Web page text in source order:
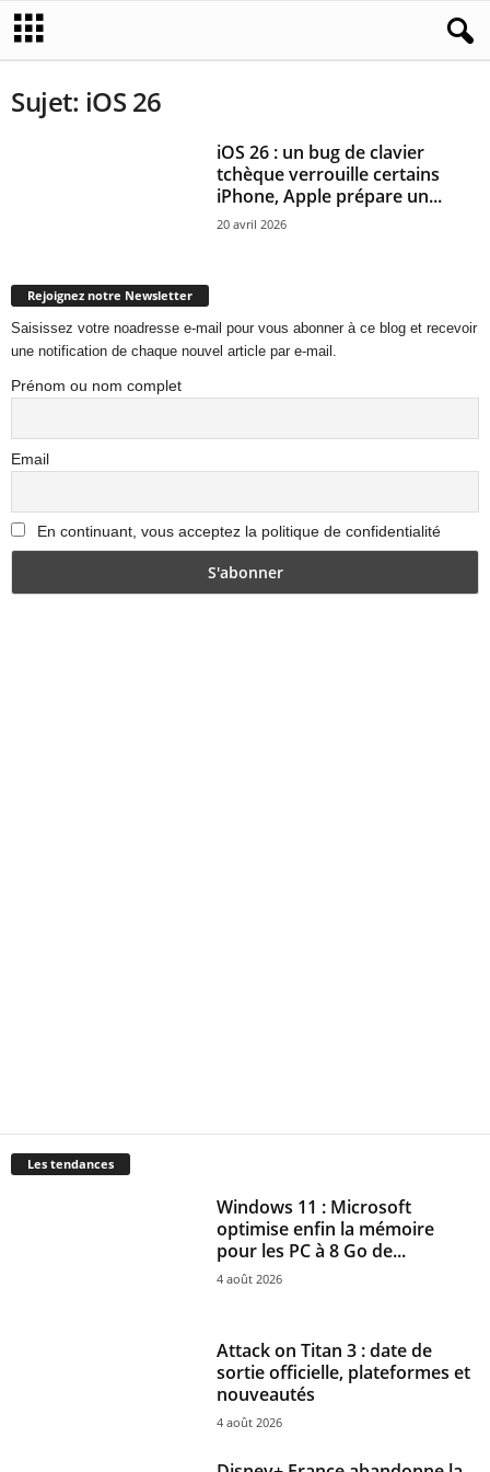
Sujet: iOS 26
iOS 26 : un bug de clavier
tchèque verrouille certains
iPhone, Apple prépare un...
20 avril 2026
Rejoignez notre Newsletter
Saisissez votre noadresse e-mail pour vous abonner à ce blog et recevoir
une notification de chaque nouvel article par e-mail.
Prénom ou nom complet
Email
En continuant, vous acceptez la politique de confidentialité
Les tendances
Windows 11 : Microsoft
optimise enfin la mémoire
pour les PC à 8 Go de...
4 août 2026
Attack on Titan 3 : date de
sortie officielle, plateformes et
nouveautés
4 août 2026